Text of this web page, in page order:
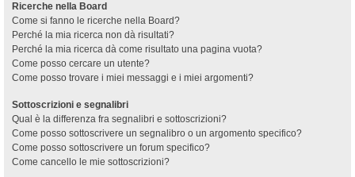
Ricerche nella Board
Come si fanno le ricerche nella Board?
Perché la mia ricerca non dà risultati?
Perché la mia ricerca dà come risultato una pagina vuota?
Come posso cercare un utente?
Come posso trovare i miei messaggi e i miei argomenti?
Sottoscrizioni e segnalibri
Qual è la differenza fra segnalibri e sottoscrizioni?
Come posso sottoscrivere un segnalibro o un argomento specifico?
Come posso sottoscrivere un forum specifico?
Come cancello le mie sottoscrizioni?